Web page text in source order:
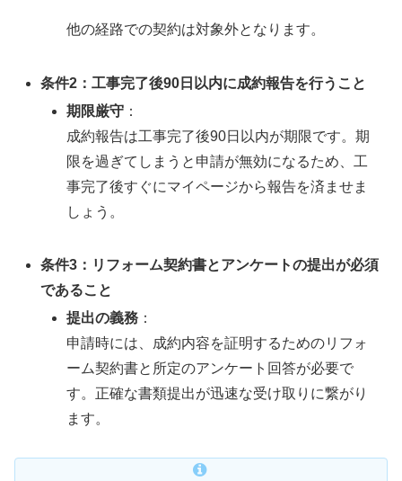
他の経路での契約は対象外となります。
条件2：工事完了後90日以内に成約報告を行うこと
期限厳守 ：
成約報告は工事完了後90日以内が期限です。期
限を過ぎてしまうと申請が無効になるため、工
事完了後すぐにマイページから報告を済ませま
しょう。
条件3： リフォーム契約書とアンケートの提出が必須
であること
提出の義務 ：
申請時には、成約内容を証明するためのリフォ
ーム契約書と所定のアンケート回答が必要で
す。正確な書類提出が迅速な受け取りに繋がり
ます。